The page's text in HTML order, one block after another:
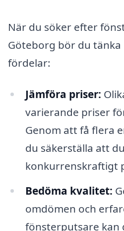
När du söker efter
Göteborg bör du tänka
fördelar:
Jämföra priser:
varierande priser
Genom att få flera
du säkerställa att
konkurrenskraftigt
Bedöma kvalitet:
omdömen och
fönsterputsare kan